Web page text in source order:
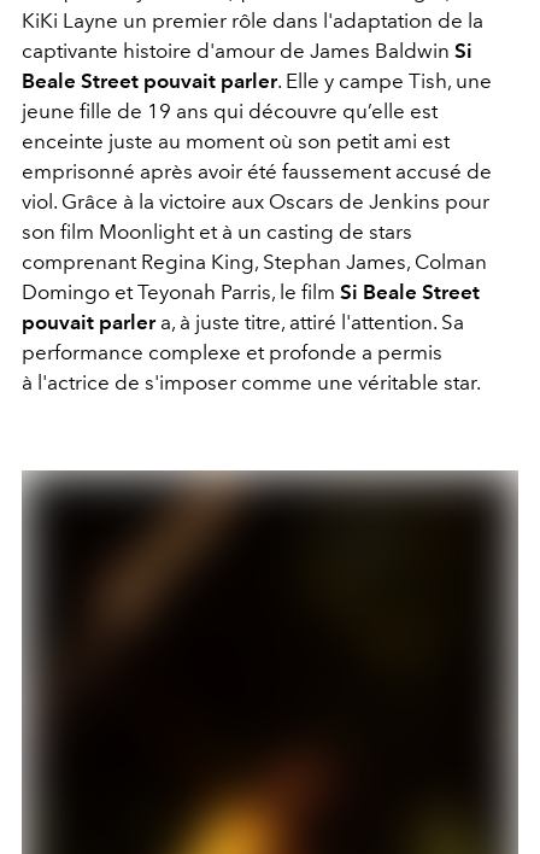
KiKi Layne un premier rôle dans l'adaptation de la
captivante histoire d'amour de James Baldwin Si
Beale Street pouvait parler. Elle y campe Tish, une
jeune fille de 19 ans qui découvre qu’elle est
enceinte juste au moment où son petit ami est
emprisonné après avoir été faussement accusé de
viol. Grâce à la victoire aux Oscars de Jenkins pour
son film Moonlight et à un casting de stars
comprenant Regina King, Stephan James, Colman
Domingo et Teyonah Parris, le film Si Beale Street
pouvait parlera, à juste titre, attiré l'attention. Sa
performance complexe et profonde a permis
à l'actrice de s'imposer comme une véritable star.